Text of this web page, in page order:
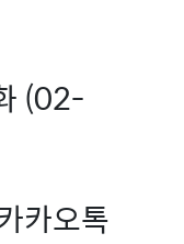
(02-
카오톡